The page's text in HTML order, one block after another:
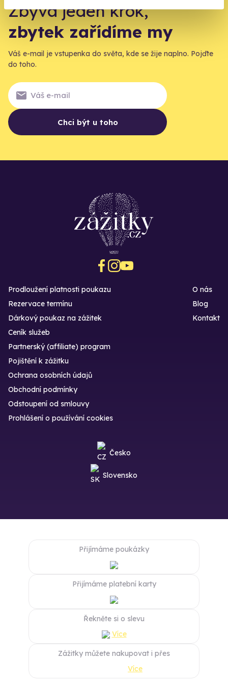
Zbývá jeden krok,
zbytek zařídíme my
Váš e-mail je vstupenka do světa, kde se žije naplno. Pojďte
do toho.
Chci být u toho
Prodloužení platnosti poukazu
Rezervace termínu
Dárkový poukaz na zážitek
O nás
Blog
Kontakt
Ceník služeb
Partnerský (affiliate) program
Pojištění k zážitku
Ochrana osobních údajů
Obchodní podmínky
Odstoupení od smlouvy
Prohlášení o používání cookies
Česko
Slovensko
Přijímáme poukázky
Přijímáme platební karty
Řekněte si o slevu
Více
Zážitky můžete nakupovat i přes
Více